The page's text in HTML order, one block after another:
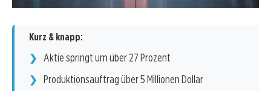
Kurz & knapp:
Aktie springt um über 27 Prozent
Produktionsauftrag über 5 Millionen Dollar